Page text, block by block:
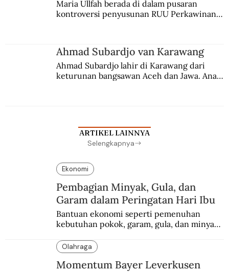
Maria Ullfah berada di dalam pusaran
kontroversi penyusunan RUU Perkawinan.
Ahmad Subardjo van Karawang
Ahmad Subardjo lahir di Karawang dari
keturunan bangsawan Aceh dan Jawa. Anak
ARTIKEL LAINNYA
Selengkapnya
Ekonomi
Pembagian Minyak, Gula, dan
Garam dalam Peringatan Hari Ibu
Bantuan ekonomi seperti pemenuhan
kebutuhan pokok, garam, gula, dan minyak
peringatan Hari Ibu.
Olahraga
Momentum Bayer Leverkusen